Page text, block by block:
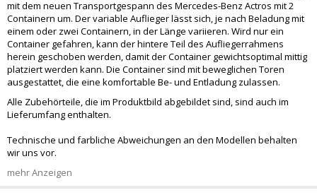
mit dem neuen Transportgespann des Mercedes-Benz Actros mit 2
Containern um. Der variable Auflieger lässt sich, je nach Beladung mit
einem oder zwei Containern, in der Länge variieren. Wird nur ein
Container gefahren, kann der hintere Teil des Aufliegerrahmens
herein geschoben werden, damit der Container gewichtsoptimal mittig
platziert werden kann. Die Container sind mit beweglichen Toren
ausgestattet, die eine komfortable Be- und Entladung zulassen.
Alle Zubehörteile, die im Produktbild abgebildet sind, sind auch im
Lieferumfang enthalten.
Technische und farbliche Abweichungen an den Modellen behalten
wir uns vor.
mehr Anzeigen